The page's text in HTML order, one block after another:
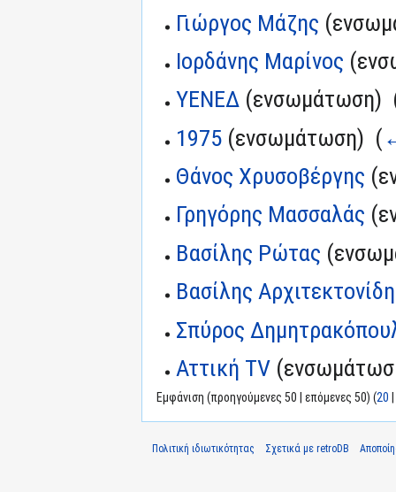
Γιώργος Μάζης
Ιορδάνης Μαρίνος
ΥΕΝΕΔ (ενσωμάτωση) ‎
1975 (ενσωμάτωση) ‎ (
Θάνος Χρυσοβέργης
Γρηγόρης Μασσαλάς
Βασίλης Ρώτας
Βασίλης
Σπύρος
Αττική TV
Εμφάνιση (προηγούμενες 50 | επόμενες 50) (20
Πολιτική ιδιωτικότητας Σχετικά με retroDB